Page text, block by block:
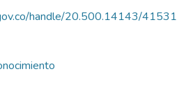
handle/20.500.14143/41531